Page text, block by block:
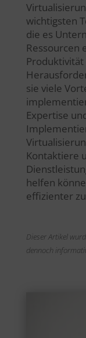
wichtigsten
die es
Ressourcen
sie viele
Expertise
Kontaktiere
helfen
effizienter
Dieser Artikel
dennoch